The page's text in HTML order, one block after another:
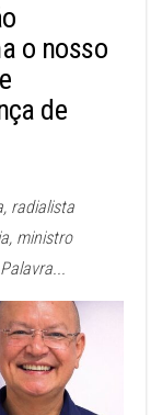
o nosso
de
radialista
ministro